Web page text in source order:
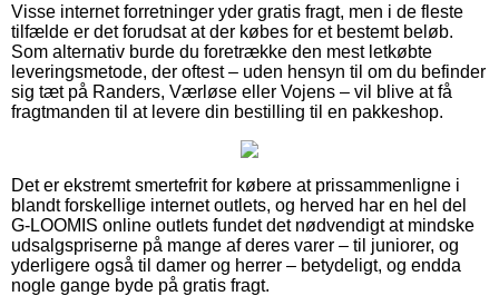
Visse internet forretninger yder gratis fragt, men i de fleste
tilfælde er det forudsat at der købes for et bestemt beløb.
Som alternativ burde du foretrække den mest letkøbte
leveringsmetode, der oftest – uden hensyn til om du befinder
sig tæt på Randers, Værløse eller Vojens – vil blive at få
fragtmanden til at levere din bestilling til en pakkeshop.
Det er ekstremt smertefrit for købere at prissammenligne i
blandt forskellige internet outlets, og herved har en hel del
G-LOOMIS online outlets fundet det nødvendigt at mindske
udsalgspriserne på mange af deres varer – til juniorer, og
yderligere også til damer og herrer – betydeligt, og endda
nogle gange byde på gratis fragt.